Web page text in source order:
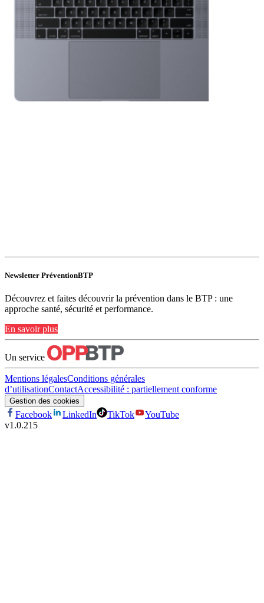
Newsletter PréventionBTP
Découvrez et faites découvrir la prévention dans le BTP : une
approche santé, sécurité et performance.
En savoir plus
Un service
Mentions légalesConditions générales
d’utilisationContactAccessibilité : partiellement conforme
Gestion des cookies
Facebook LinkedIn TikTok
YouTube
v1.0.215